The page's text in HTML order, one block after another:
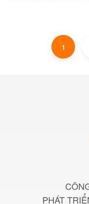
1
PHÁT